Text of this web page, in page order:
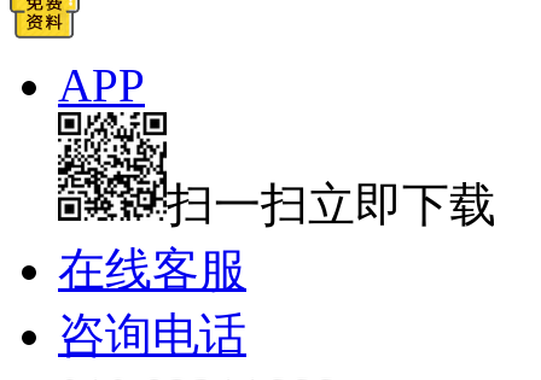
APP
扫一扫立即下载
在线客服
咨询电话